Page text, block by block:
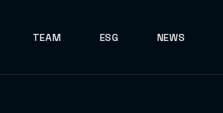
TEAM ESG NEWS